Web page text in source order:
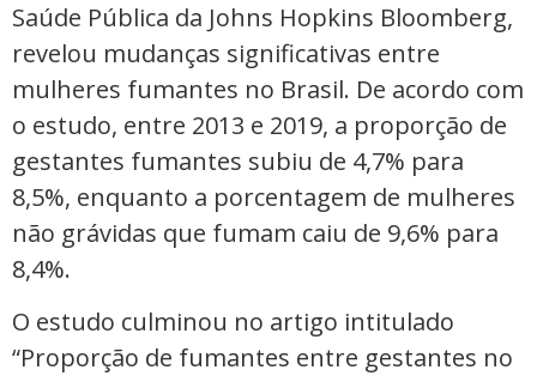
Saúde Pública da Johns Hopkins Bloomberg,
revelou mudanças significativas entre
mulheres fumantes no Brasil. De acordo com
o estudo, entre 2013 e 2019, a proporção de
gestantes fumantes subiu de 4,7% para
8,5%, enquanto a porcentagem de mulheres
não grávidas que fumam caiu de 9,6% para
8,4%.
O estudo culminou no artigo intitulado
“Proporção de fumantes entre gestantes no